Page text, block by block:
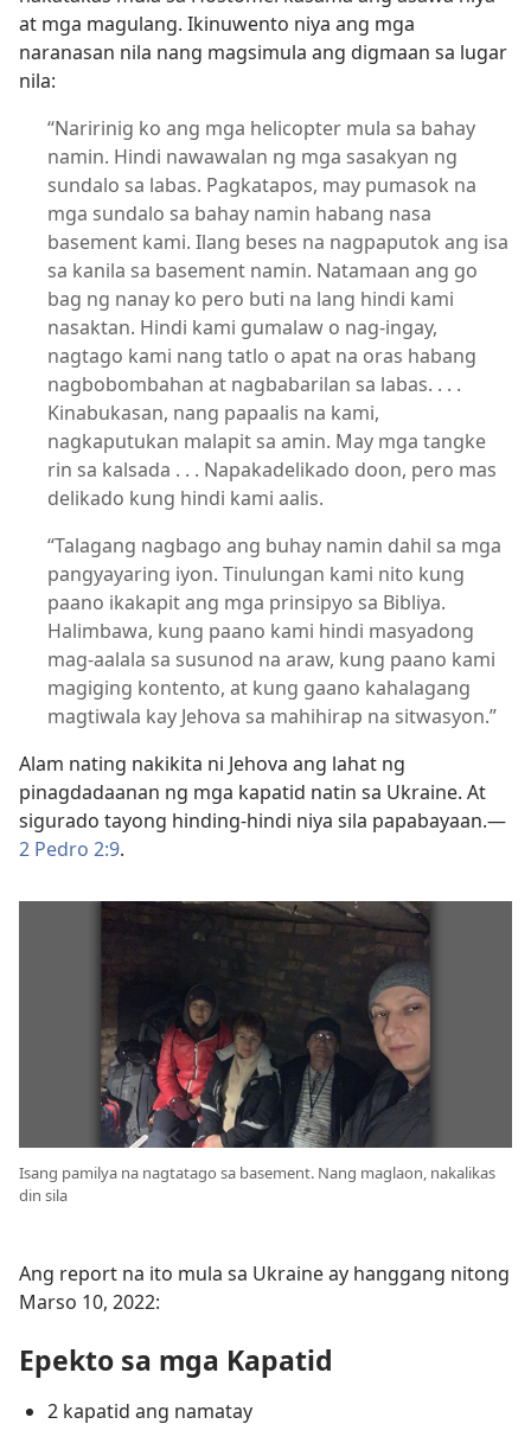
at mga magulang. Ikinuwento niya ang mga
naranasan nila nang magsimula ang digmaan sa lugar
nila:
“Naririnig ko ang mga helicopter mula sa bahay
namin. Hindi nawawalan ng mga sasakyan ng
sundalo sa labas. Pagkatapos, may pumasok na
mga sundalo sa bahay namin habang nasa
basement kami. Ilang beses na nagpaputok ang isa
sa kanila sa basement namin. Natamaan ang go
bag ng nanay ko pero buti na lang hindi kami
nasaktan. Hindi kami gumalaw o nag-ingay,
nagtago kami nang tatlo o apat na oras habang
nagbobombahan at nagbabarilan sa labas. . . .
Kinabukasan, nang papaalis na kami,
nagkaputukan malapit sa amin. May mga tangke
rin sa kalsada . . . Napakadelikado doon, pero mas
delikado kung hindi kami aalis.
“Talagang nagbago ang buhay namin dahil sa mga
pangyayaring iyon. Tinulungan kami nito kung
paano ikakapit ang mga prinsipyo sa Bibliya.
Halimbawa, kung paano kami hindi masyadong
mag-aalala sa susunod na araw, kung paano kami
magiging kontento, at kung gaano kahalagang
magtiwala kay Jehova sa mahihirap na sitwasyon.”
Alam nating nakikita ni Jehova ang lahat ng
pinagdadaanan ng mga kapatid natin sa Ukraine. At
sigurado tayong hinding-hindi niya sila papabayaan.​—
2 Pedro 2:9.
Isang pamilya na nagtatago sa basement. Nang maglaon, nakalikas
din sila
Ang report na ito mula sa Ukraine ay hanggang nitong
Marso 10, 2022:
Epekto sa mga Kapatid
2 kapatid ang namatay